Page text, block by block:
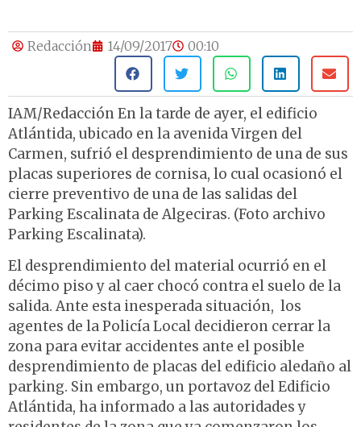
Redacción 14/09/2017 00:10
IAM/Redacción En la tarde de ayer, el edificio
Atlántida, ubicado en la avenida Virgen del
Carmen, sufrió el desprendimiento de una de sus
placas superiores de cornisa, lo cual ocasionó el
cierre preventivo de una de las salidas del
Parking Escalinata de Algeciras. (Foto archivo
Parking Escalinata).
El desprendimiento del material ocurrió en el
décimo piso y al caer chocó contra el suelo de la
salida. Ante esta inesperada situación, los
agentes de la Policía Local decidieron cerrar la
zona para evitar accidentes ante el posible
desprendimiento de placas del edificio aledaño al
parking. Sin embargo, un portavoz del Edificio
Atlántida, ha informado a las autoridades y